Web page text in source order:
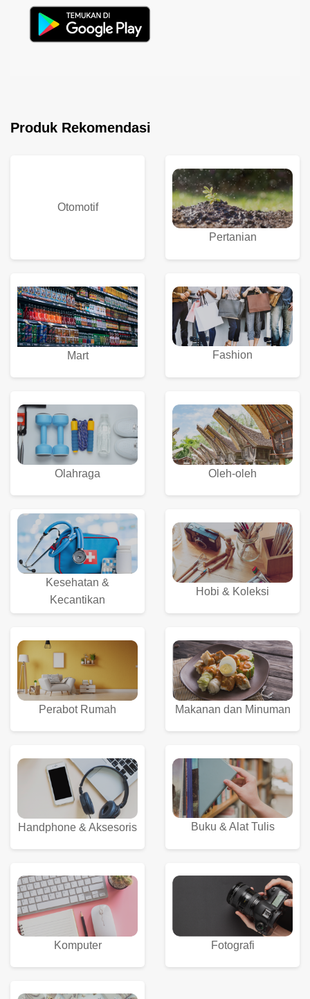
Produk Rekomendasi
Otomotif
Pertanian
Mart Fashion
Olahraga Oleh-oleh
Kesehatan &
Kecantikan
Hobi & Koleksi
Perabot Rumah Makanan dan Minuman
Handphone & Aksesoris Buku & Alat Tulis
Komputer Fotografi